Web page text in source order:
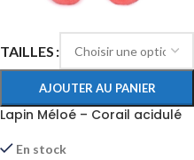
TAILLES
AJOUTER AU PANIER
Lapin Méloé – Corail acidulé
En stock